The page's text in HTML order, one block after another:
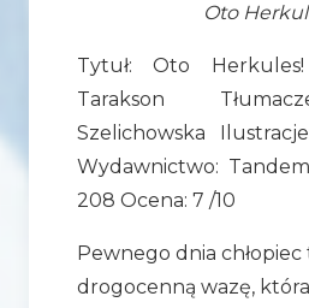
Oto
Tytuł: Oto
Tarakson
Szelichowska
Wydawnictwo:
208 Ocena: 7 /10
Pewnego dnia chłopiec
drogocenną wazę, która